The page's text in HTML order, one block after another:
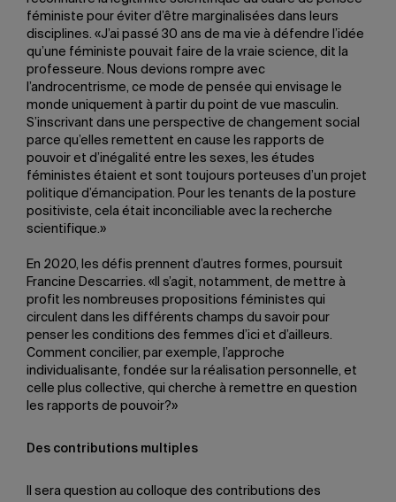
féministe pour éviter d’être marginalisées dans leurs
disciplines. «J’ai passé 30 ans de ma vie à défendre l’idée
qu’une féministe pouvait faire de la vraie science, dit la
professeure. Nous devions rompre avec
l’androcentrisme, ce mode de pensée qui envisage le
monde uniquement à partir du point de vue masculin.
S’inscrivant dans une perspective de changement social
parce qu’elles remettent en cause les rapports de
pouvoir et d’inégalité entre les sexes, les études
féministes étaient et sont toujours porteuses d’un projet
politique d’émancipation. Pour les tenants de la posture
positiviste, cela était inconciliable avec la recherche
scientifique.»
En 2020, les défis prennent d’autres formes, poursuit
Francine Descarries. «Il s’agit, notamment, de mettre à
profit les nombreuses propositions féministes qui
circulent dans les différents champs du savoir pour
penser les conditions des femmes d’ici et d’ailleurs.
Comment concilier, par exemple, l’approche
individualisante, fondée sur la réalisation personnelle, et
celle plus collective, qui cherche à remettre en question
les rapports de pouvoir?»
Des contributions multiples
Il sera question au colloque des contributions des